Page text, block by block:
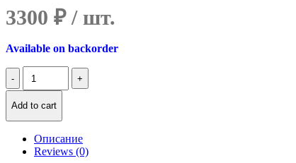
3300 ₽
Available on backorder
Количество
Аккумулятор
Asus
N10
A31-
Add to cart
Описание
Reviews (0)